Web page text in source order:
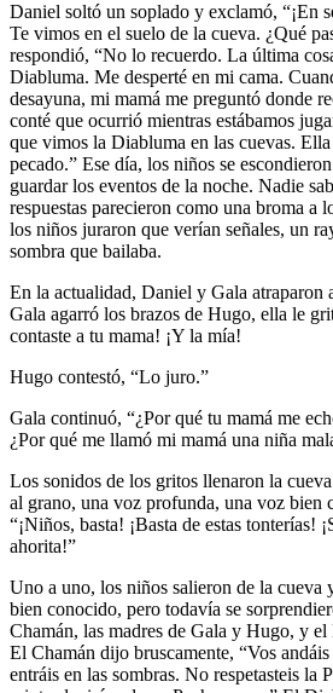
Daniel soltó un soplado y exclamó, “¡En
Te vimos en el suelo de la cueva. ¿Qué
respondió, “No lo recuerdo. La última
Diabluma. Me desperté en mi cama.
desayuna, mi mamá me preguntó donde
conté que ocurrió mientras estábamos
que vimos la Diabluma en las cuevas.
pecado.” Ese día, los niños se
guardar los eventos de la noche. Nadie
respuestas parecieron como una broma a
los niños juraron que verían señales, un
sombra que bailaba.
En la actualidad, Daniel y Gala atraparon
Gala agarró los brazos de Hugo, ella le
contaste a tu mama! ¡Y la mía!
Hugo contestó, “Lo juro.”
Gala continuó, “¿Por qué tu mamá me
¿Por qué me llamó mi mamá una niña
Los sonidos de los gritos llenaron la
al grano, una voz profunda, una voz bien
“¡Niños, basta! ¡Basta de estas tonterías!
ahorita!”
Uno a uno, los niños salieron de la cueva
bien conocido, pero todavía se
Chamán, las madres de Gala y Hugo, y
El Chamán dijo bruscamente, “Vos
entráis en las sombras. No respetasteis la